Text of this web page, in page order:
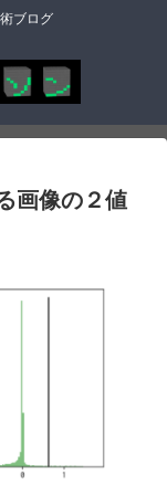
ブログ
画像の２値